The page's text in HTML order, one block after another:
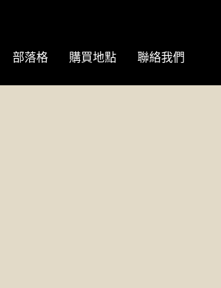
部落格 購買地點 聯絡我們